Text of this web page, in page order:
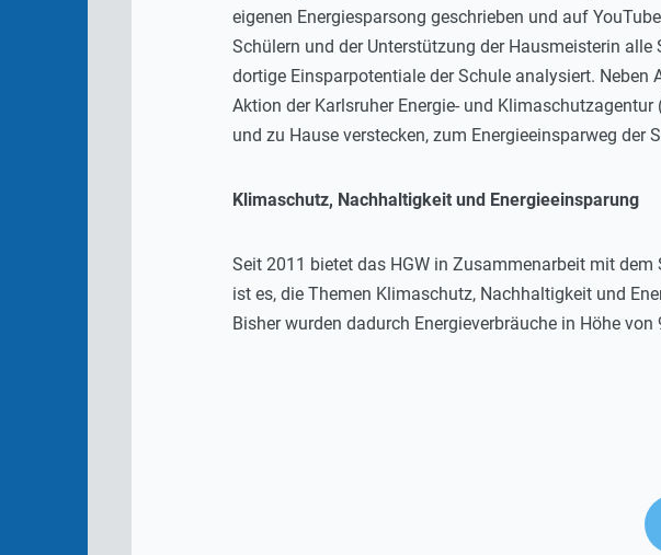
eigenen Energiesparsong geschrieben und auf
Schülern und der Unterstützung der Hausmeisterin
dortige Einsparpotentiale der Schule analysiert. Neben
Aktion der Karlsruher Energie- und
und zu Hause verstecken, zum Energieeinsparweg der
Klimaschutz, Nachhaltigkeit und Energieeinsparung
Seit 2011 bietet das HGW in Zusammenarbeit mit
ist es, die Themen Klimaschutz, Nachhaltigkeit und
Bisher wurden dadurch Energieverbräuche in Höhe